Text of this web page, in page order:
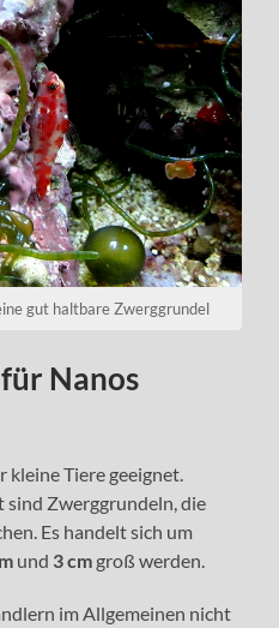
gut haltbare Zwerggrundel
Nanos
kleine Tiere geeignet.
sind Zwerggrundeln, die
Es handelt sich um
und 3 cm groß werden.
im Allgemeinen nicht